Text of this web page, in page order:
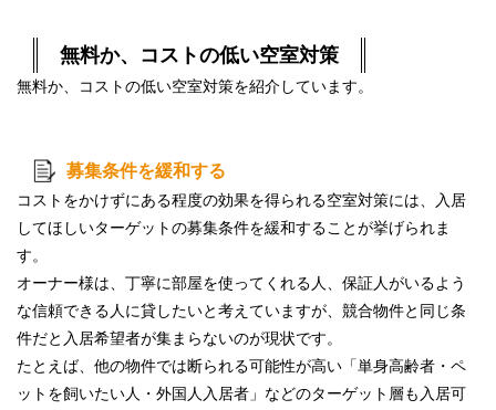
無料か、コストの低い空室対策
無料か、コストの低い空室対策を紹介しています。
募集条件を緩和する
コストをかけずにある程度の効果を得られる空室対策には、入居
してほしいターゲットの募集条件を緩和することが挙げられま
す。
オーナー様は、丁寧に部屋を使ってくれる人、保証人がいるよう
な信頼できる人に貸したいと考えていますが、競合物件と同じ条
件だと入居希望者が集まらないのが現状です。
たとえば、他の物件では断られる可能性が高い「単身高齢者 ・ ペ
ットを飼いたい人 ・ 外国人入居者 」などのターゲット層も入居可